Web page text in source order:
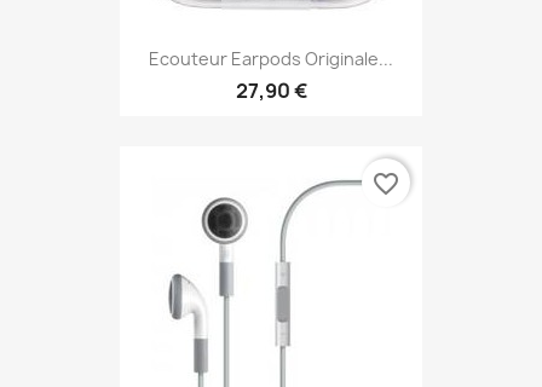
Ecouteur Earpods Originale...
27,90 €
favorite_border